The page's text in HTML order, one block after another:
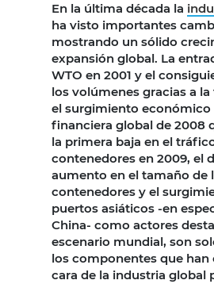
En la última década la
ha visto importantes
mostrando un sólido
expansión global. La
WTO en 2001 y el
los volúmenes gracias a
el surgimiento económico
financiera global de 2008
la primera baja en el
contenedores en 2009, el
aumento en el tamaño de
contenedores y el
puertos asiáticos -en
China- como actores
escenario mundial, son
los componentes que han
cara de la industria global